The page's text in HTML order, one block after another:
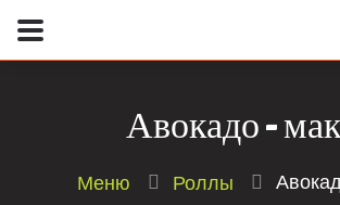
Авокадо -
Меню Роллы